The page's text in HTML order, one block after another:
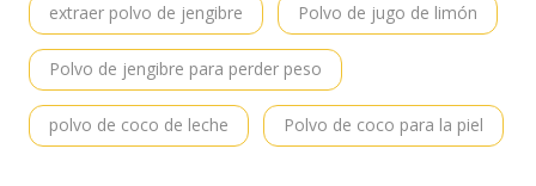
extraer polvo de jengibre Polvo de jugo de limón
Polvo de jengibre para perder peso
polvo de coco de leche Polvo de coco para la piel